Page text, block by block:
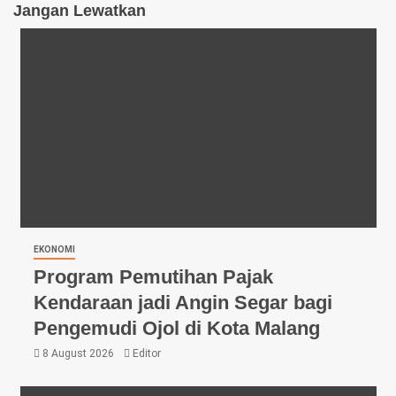
Jangan Lewatkan
EKONOMI
Program Pemutihan Pajak
Kendaraan jadi Angin Segar bagi
Pengemudi Ojol di Kota Malang
8 August 2026 Editor